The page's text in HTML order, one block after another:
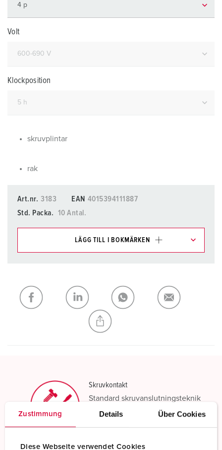
Zustimmung Details Über Cookies
Diese Webseite verwendet Cookies
Volt
Klockposition
skruvplintar
rak
Art.nr. 3183 EAN 4015394111887
Std. Packa.
10 Antal.
LÄGG TILL I BOKMÄRKEN
Min lista LÄGG TILL
SKAPA EN NY LISTA
Skruvkontakt
Standard skruvanslutningsteknik